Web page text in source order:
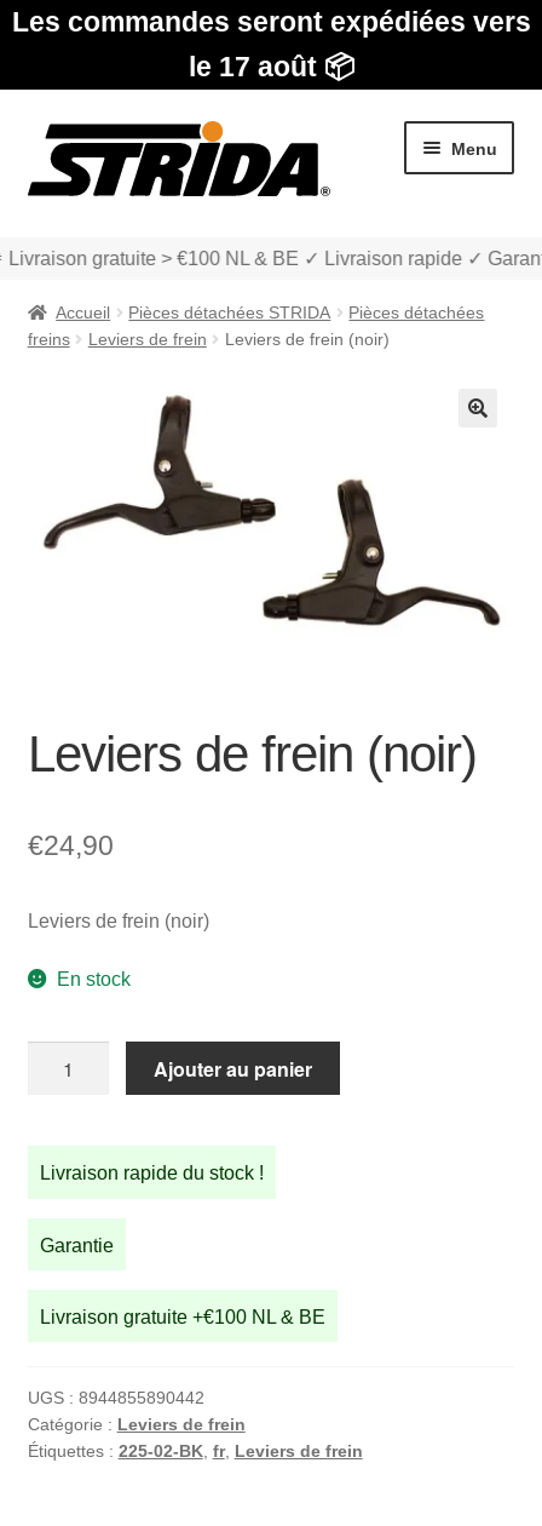
Les commandes seront expédiées vers
le 17 août 📦
Aller
la
Aller
contenu
Menu
Mon compte et Support
menu
enfant
gratuite > €100 NL & BE ✓ Livraison rapide ✓
Accueil Pièces détachées STRIDA
Pièces détachées
freins
Leviers de frein Leviers de frein (noir)
Leviers de frein (noir)
€24,90
Leviers de frein (noir)
En stock
de
frein
Ajouter au panier
Livraison rapide du stock !
Garantie
Livraison gratuite +€100 NL & BE
UGS : 8944855890442
Catégorie : Leviers de frein
Étiquettes : 225-02-BK, fr, Leviers de frein